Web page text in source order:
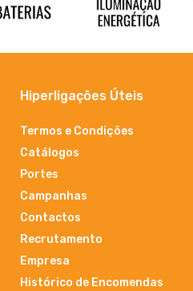
Hiperligações Úteis
Termos e Condições
Catálogos
Portes
Campanhas
Contactos
Recrutamento
Empresa
Histórico de Encomendas